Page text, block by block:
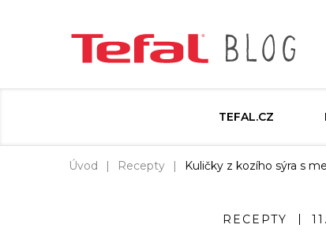
TEFAL.CZ
Úvod Recepty Kuličky z kozího sýra s
RECEPTY